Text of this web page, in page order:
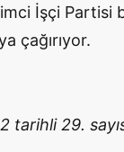
İşçi
çağırıyor.
29.